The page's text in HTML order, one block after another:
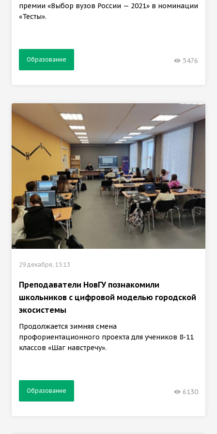
премии «Выбор вузов России — 2021» в номинации
«Тесты».
Образование 5476
29 декабря, 15:13
Преподаватели НовГУ познакомили
школьников с цифровой моделью городской
экосистемы
Продолжается зимняя смена
профориентационного проекта для учеников 8-11
классов «Шаг навстречу».
Образование 6130